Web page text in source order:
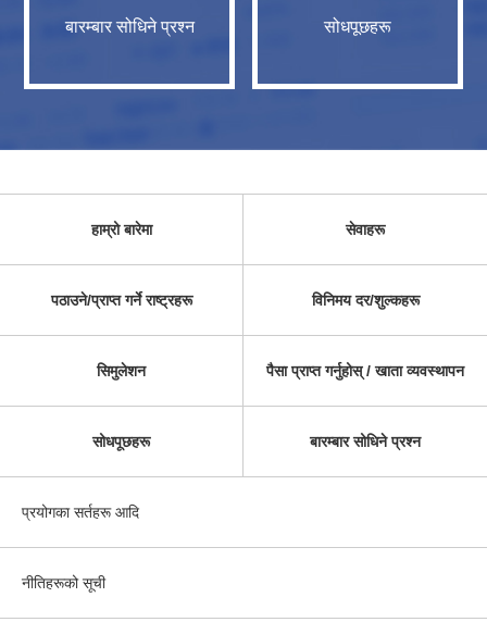
बारम्बार सोधिने प्रश्न सोधपूछहरू
हाम्रो बारेमा सेवाहरू
पठाउने/प्राप्त गर्ने राष्ट्रहरू विनिमय दर/शुल्कहरू
सिमुलेशन पैसा प्राप्त गर्नुहोस् / खाता व्यवस्थापन
सोधपूछहरू बारम्बार सोधिने प्रश्न
प्रयोगका सर्तहरू आदि
नीतिहरूको सूची